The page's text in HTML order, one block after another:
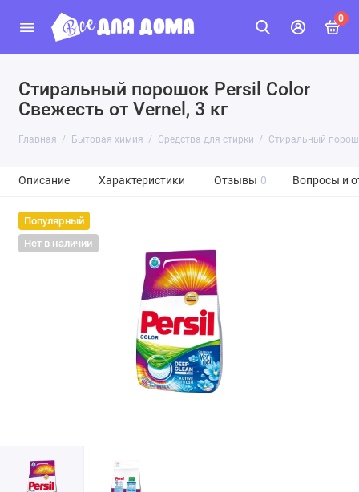
0
Стиральный порошок Persil Color
Свежесть от Vernel, 3 кг
Главная Бытовая химия Средства для стирки Стиральный
Описание Характеристики Отзывы 0 Вопросы и
Популярный
Нет в наличии